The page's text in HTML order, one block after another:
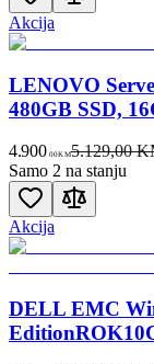
Akcija
LENOVO
480GB SSD,
4.900 00KM5.129,00
Samo 2 na stanju
Akcija
DELL EMC